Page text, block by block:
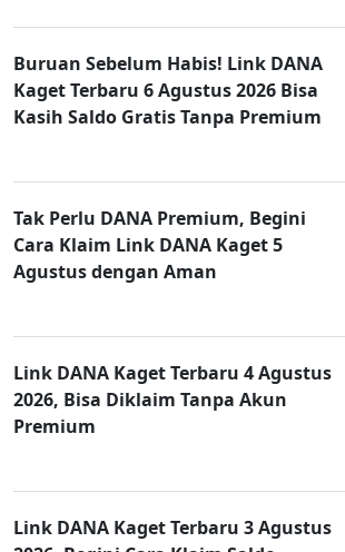
Buruan Sebelum Habis! Link DANA
Kaget Terbaru 6 Agustus 2026 Bisa
Kasih Saldo Gratis Tanpa Premium
Tak Perlu DANA Premium, Begini
Cara Klaim Link DANA Kaget 5
Agustus dengan Aman
Link DANA Kaget Terbaru 4 Agustus
2026, Bisa Diklaim Tanpa Akun
Premium
Link DANA Kaget Terbaru 3 Agustus